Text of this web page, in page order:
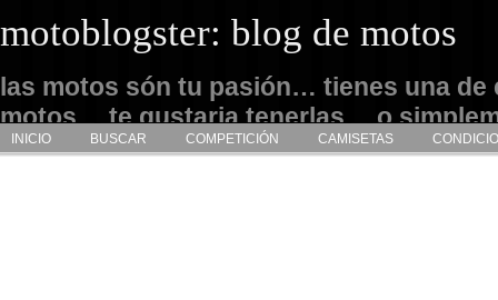
motoblogster: blog de motos
las motos són tu pasión… tienes una de
motos… te gustaria tenerlas… o
admirarlas… este es tu sitio
INICIO BUSCAR COMPETICIÓN CAMISETAS